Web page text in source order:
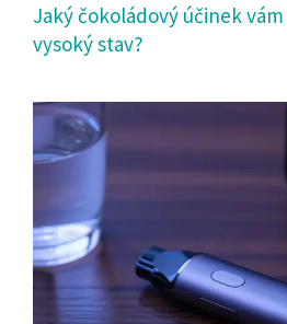
Jaký čokoládový účinek
vysoký stav?